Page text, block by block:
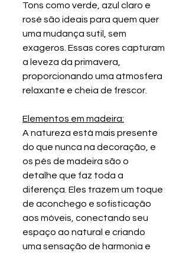
Tons como verde, azul claro e
rosé são ideais para quem quer
uma mudança sutil, sem
exageros. Essas cores capturam
a leveza da primavera,
proporcionando uma atmosfera
relaxante e cheia de frescor.
Elementos em madeira:
A natureza está mais presente
do que nunca na decoração, e
os pés de madeira são o
detalhe que faz toda a
diferença. Eles trazem um toque
de aconchego e sofisticação
aos móveis, conectando seu
espaço ao natural e criando
uma sensação de harmonia e